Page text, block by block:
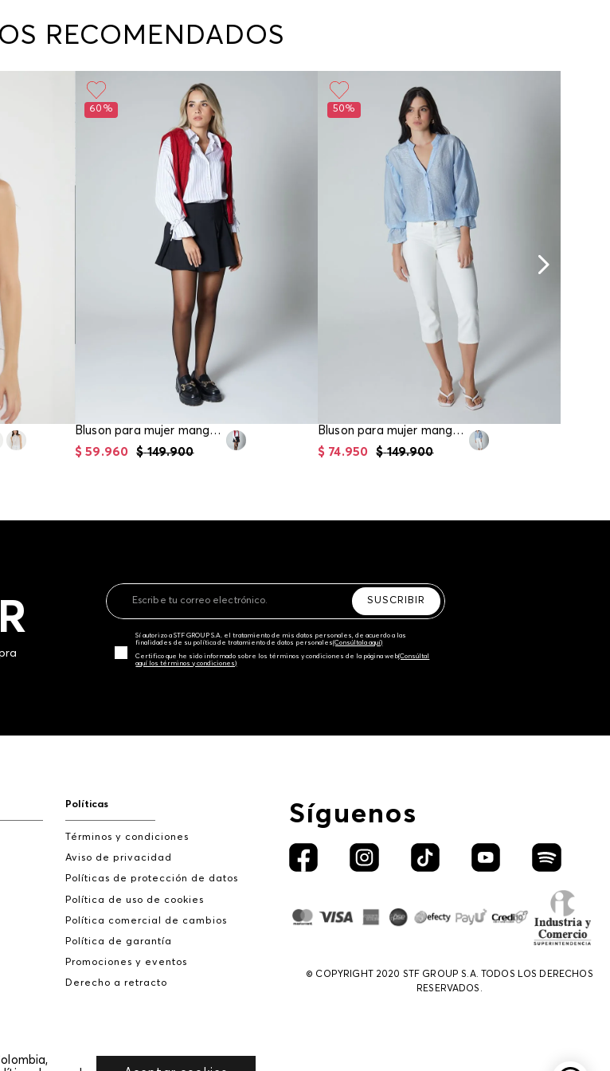
Planchar a temperatura maximo 110°c
programará la recogida del producto en la dirección
RECOMENDADOS
60%
Bluson para mujer manga larga
$ 149.900
$ 59.960
50%
Bluson para mujer manga larga
$ 149.900
$ 74.950
SUSCRIBIR
Sí autorizo a STF GROUP S.A. el tratamiento de mis datos personales, de acuerdo a las
finalidades de su política de tratamiento de datos personales‎(Consúltala aquí)
Certifico que he sido informado sobre los términos y condiciones de la página web‎(Consúltal
aquí los términos y condiciones)
Síguenos
© COPYRIGHT 2020 STF GROUP S.A. TODOS LOS DERECHOS
RESERVADOS.
Políticas
Términos y condiciones
Aviso de privacidad
Políticas de protección de datos
Política de uso de cookies
Política comercial de cambios
Política de garantía
Promociones y eventos
Derecho a retracto